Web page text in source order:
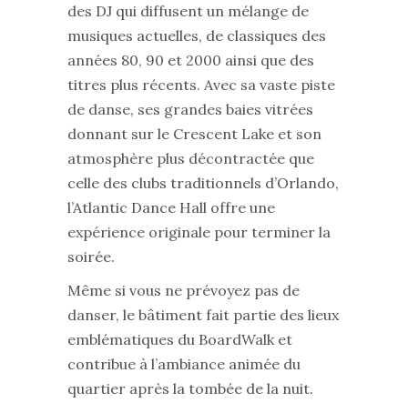
des DJ qui diffusent un mélange de
musiques actuelles, de classiques des
années 80, 90 et 2000 ainsi que des
titres plus récents. Avec sa vaste piste
de danse, ses grandes baies vitrées
donnant sur le Crescent Lake et son
atmosphère plus décontractée que
celle des clubs traditionnels d’Orlando,
l’Atlantic Dance Hall offre une
expérience originale pour terminer la
soirée.
Même si vous ne prévoyez pas de
danser, le bâtiment fait partie des lieux
emblématiques du BoardWalk et
contribue à l’ambiance animée du
quartier après la tombée de la nuit.